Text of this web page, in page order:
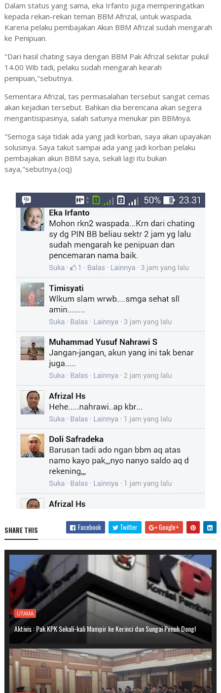
Dalam status yang sama, eka Irfanto juga memperingatkan
kepada rekan-rekan teman BBM Afrizal, untuk waspada.
Karena pelaku pembajakan Akun BBM Afrizal sudah mengarah
ke Penipuan.
"Dari hasil chating saya dengan BBM Pak Afrizal sekitar pukul
14.00 Wib tadi, pelaku sudah mengarah kearah
penipuan,"sebutnya.
Sementara Afrizal, tas permasalahan tersebut sangat cemas
akan kejadian tersebut. Bahkan dia berencana akan segera
mengantisipasinya, salah satunya menukar pin BBMnya.
"Semoga saja tidak ada yang jadi korban, saya akan upayakan
solusinya. Saya takut sampai ada yang jadi korban pelaku
pembajakan akun BBM saya, sekali lagi itu bukan
saya,"sebutnya.(oq)
SHARE THIS Facebook Twitter Google+
UTAMA
Aktivis : Pak KPK Sekali-kali Mampir ke Kerinci dan Sungai Penuh Dong!